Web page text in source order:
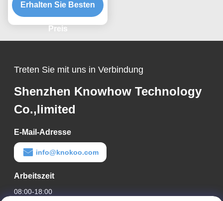
Spitzenleistung 70%/ms
Dämpfung,
Interferenzschutz
Erhalten Sie Besten
Preis
Treten Sie mit uns in Verbindung
Shenzhen Knowhow Technology
Co.,limited
E-Mail-Adresse
info@knokoo.com
Arbeitszeit
08:00-18:00